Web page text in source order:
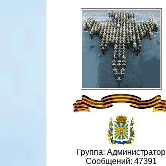
Группа: Администратор
Сообщений: 47391